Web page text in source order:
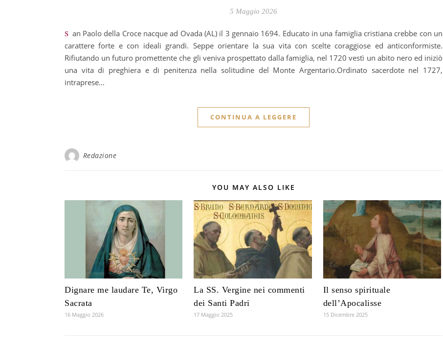
5 Maggio 2026
San Paolo della Croce nacque ad Ovada (AL) il 3 gennaio 1694. Educato in una famiglia cristiana crebbe con un
carattere forte e con ideali grandi. Seppe orientare la sua vita con scelte coraggiose ed anticonformiste.
Rifiutando un futuro promettente che gli veniva prospettato dalla famiglia, nel 1720 vestì un abito nero ed iniziò
una vita di preghiera e di penitenza nella solitudine del Monte Argentario.Ordinato sacerdote nel 1727,
intraprese…
CONTINUA A LEGGERE
Redazione
YOU MAY ALSO LIKE
Dignare me laudare Te, Virgo
Sacrata
16 Maggio 2026
La SS. Vergine nei commenti
dei Santi Padri
17 Maggio 2025
Il senso spirituale
dell’Apocalisse
15 Dicembre 2025